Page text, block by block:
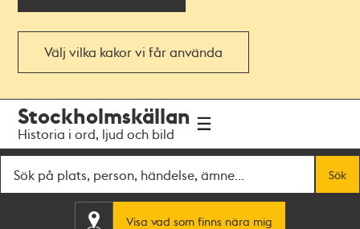
Välj vilka kakor vi får använda
navigationen
huvudinnehållet
Stockholmskällan
Historia i ord, ljud och bild
Sök
Visa vad som finns nära mig